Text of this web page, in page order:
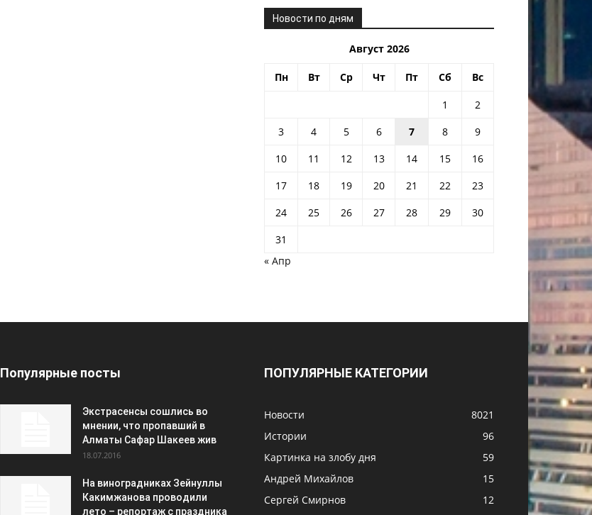
Новости по дням
Август 2026
Пн Вт Ср Чт Пт Сб Вс
1
2
3
4 5 6 7 8
9
10
11 12 13 14 15
16
17
18 19 20 21 22
23
24
25 26 27 28 29
30
31
« Апр
Популярные посты
Экстрасенсы сошлись во
мнении, что пропавший в
Алматы Сафар Шакеев жив
18.07.2016
На виноградниках Зейнуллы
Какимжанова проводили
лето – репортаж с праздника
ПОПУЛЯРНЫЕ КАТЕГОРИИ
Новости
8021
Истории
96
Картинка на злобу дня
59
Андрей Михайлов
15
Сергей Смирнов
12